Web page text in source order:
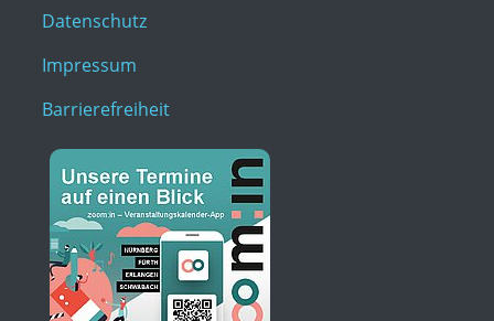
Datenschutz
Impressum
Barrierefreiheit